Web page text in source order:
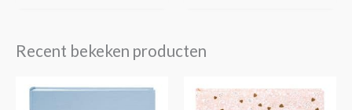
Recent bekeken producten